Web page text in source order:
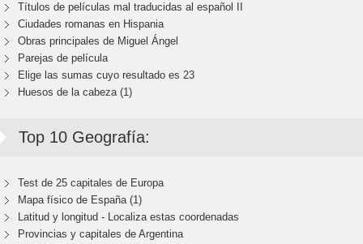
Títulos de películas mal traducidas al español II
Ciudades romanas en Hispania
Obras principales de Miguel Ángel
Parejas de película
Elige las sumas cuyo resultado es 23
Huesos de la cabeza (1)
Top 10 Geografía:
Test de 25 capitales de Europa
Mapa físico de España (1)
Latitud y longitud - Localiza estas coordenadas
Provincias y capitales de Argentina